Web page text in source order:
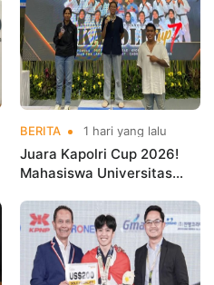
BERITA 1 hari yang lalu
Juara Kapolri Cup 2026!
Mahasiswa Universitas
Nama Kampus di Kejurnas
Taekwondo